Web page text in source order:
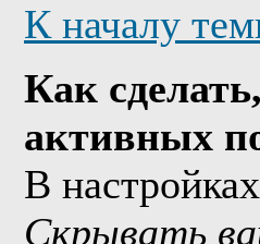
К началу
Как
активных
В
Скрывать